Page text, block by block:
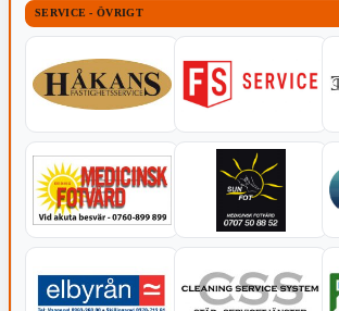
SERVICE - ÖVRIGT